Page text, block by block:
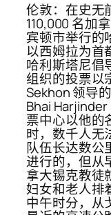
伦敦：在史无
110,000 名加
宾顿市举行的
以西姆拉为首
哈利斯塔尼倡
组织的投票以
Sekhon 领导
Bhai
票中心以他的
时，数千人无
队伍长达数公
进行的，但从
拿大锡克教徒
妇女和老人排
中午时分，从